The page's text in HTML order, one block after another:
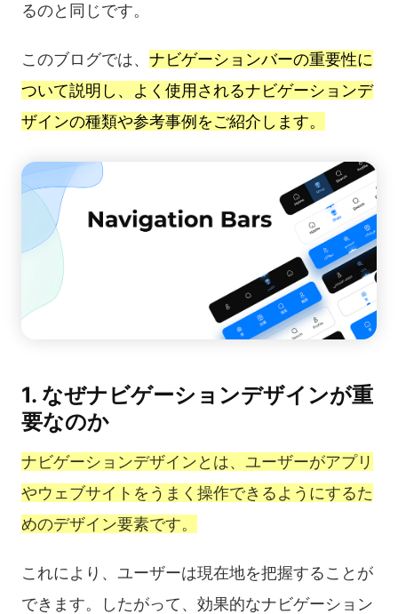
るのと同じです。
このブログでは、 ナビゲーションバーの重要性に
ついて説明し、よく使用されるナビゲーションデ
ザインの種類や参考事例をご紹介します。
1. なぜナビゲーションデザインが重
要なのか
ナビゲーションデザインとは、ユーザーがアプリ
やウェブサイトをうまく操作できるようにするた
めのデザイン要素です。
これにより、ユーザーは現在地を把握することが
できます。したがって、効果的なナビゲーション